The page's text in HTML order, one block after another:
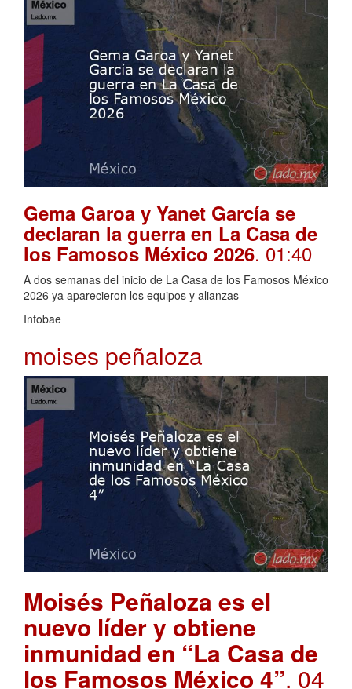
Gema Garoa y Yanet García se
declaran la guerra en La Casa de
los Famosos México 2026. 01:40
A dos semanas del inicio de La Casa de los Famosos México
2026 ya aparecieron los equipos y alianzas
Infobae
moises peñaloza
Moisés Peñaloza es el
nuevo líder y obtiene
inmunidad en “La Casa de
los Famosos México 4”. 04